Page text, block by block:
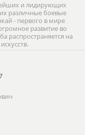
и лидирующих
различные боевые
- первого в мире
развитие во
распространяется на